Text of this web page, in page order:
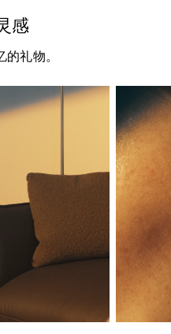
感
的礼物。